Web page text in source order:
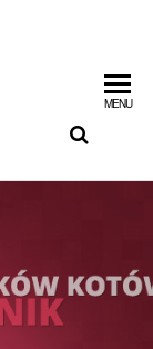
MENU